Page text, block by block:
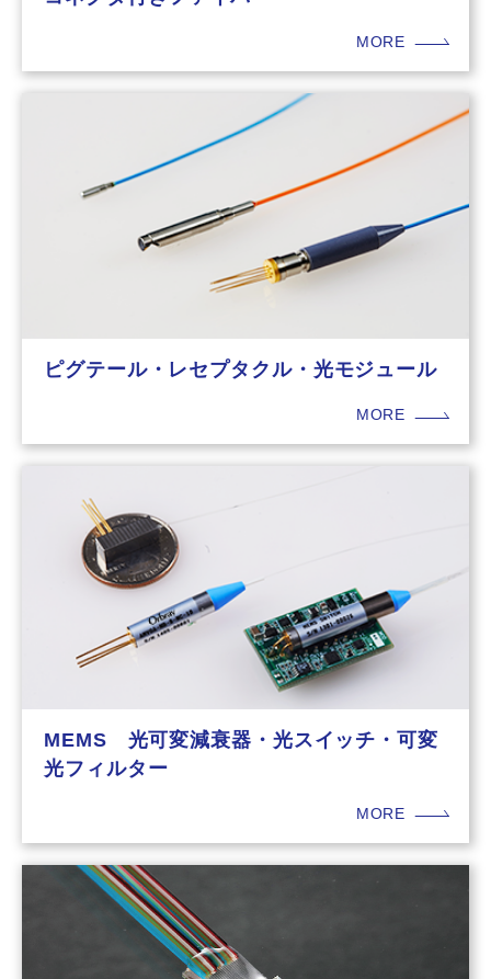
MORE
ピグテール・レセプタクル・光モジュール
MORE
MEMS 光可変減衰器・光スイッチ・可変
光フィルター
MORE